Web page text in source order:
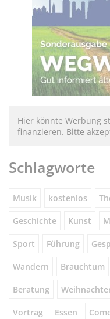
Hier könnte Werbung
finanzieren. Bitte
Schlagworte
Musik kostenlos
Geschichte Kunst
Sport Führung
Wandern Brauchtum
Beratung
Vortrag Essen